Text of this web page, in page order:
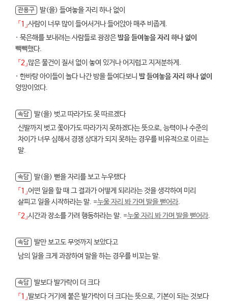
관용구
발(을) 들여놓을 자리 하나 없이
「1」사람이 너무 많이 들어서거나 들어앉아 매주 비좁게.
· 묵은해를 보내려는 사람들로 광장은발을 들여놓을 자리 하나 없이
빽빽했다.
「2」많은 물건이 질서 없이 놓여 있거나 어지럽고 지저분하게.
· 한바탕 아이들이 놀다 나간 방을 들여다보니 발 들여놓을 자리 하나 없이
엉망이었다.
속담
발(을) 벗고 따라가도 못 따르겠다
신발까지 벗고 쫓아가도 따라가지 못하겠다는 뜻으로, 능력이나 수준의
차이가 너무 심해서 경쟁 상대가 되지 못하는 경우를 비유적으로 이르는
말.
속담
발(을) 뻗을 자리를 보고 누우랬다
「1」어떤 일을 할 때 그 결과가 어떻게 되리라는 것을 생각하여 미리
살피고 일을 시작하라는 말. =누울 자리 봐 가며 발을 뻗어라.
「2」시간과 장소를 가려 행동하라는 말. =누울 자리 봐 가며 발을 뻗어라.
속담
발만 보고도 무엇까지 보았다고
남의 일을 크게 과장하여 말을 하는 경우를 비꼬는 말.
속담
발보다 발가락이 더 크다
「1」발보다 거기에 붙은 발가락이 더 크다는 뜻으로, 기본이 되는 것보다